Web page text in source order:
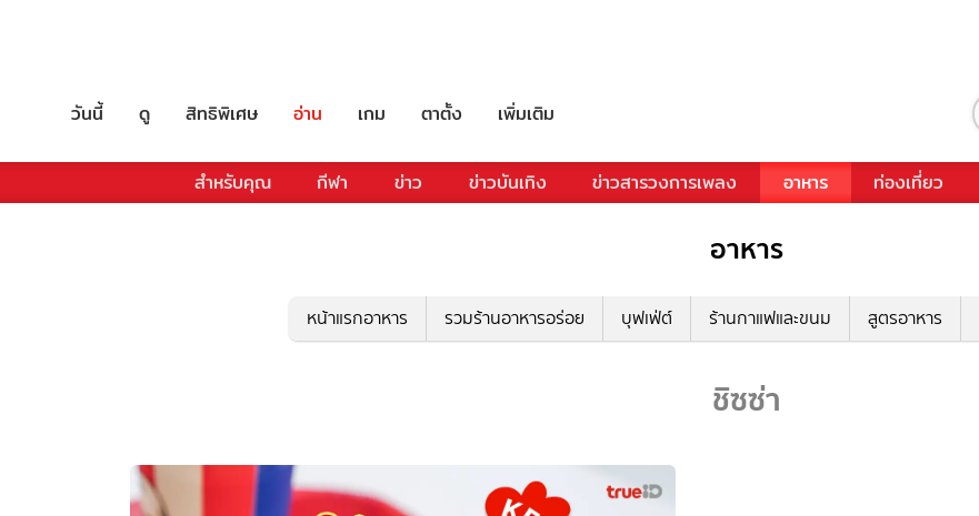
วันนี้ ดู สิทธิพิเศษ อ่าน เกม ตาตั้ง เพิ่มเติม
สำหรับคุณ กีฬา ข่าว ข่าวบันเทิง ข่าวสารวงการเพลง อาหาร ท่องเที่ยว
อาหาร
หน้าแรกอาหาร รวมร้านอาหารอร่อย บุฟเฟ่ต์ ร้านกาแฟและขนม สูตรอาหาร
ชิซซ่า